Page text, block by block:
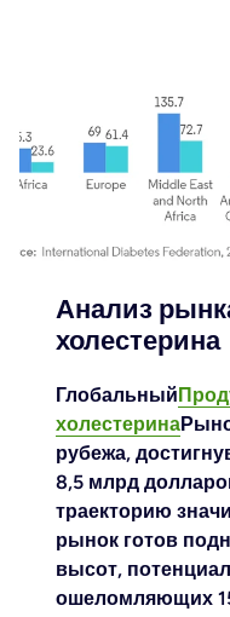
Анализ
холестерина
Глобальный
холестерина
рубежа,
8,5 млрд
траекторию
рынок готов
высот,
ошеломляющих